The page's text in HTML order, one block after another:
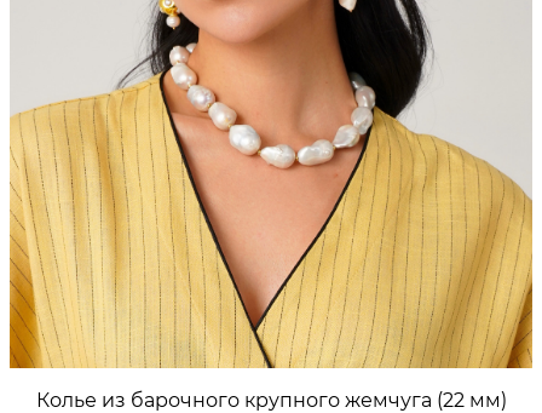
Колье из барочного крупного жемчуга (22 мм)